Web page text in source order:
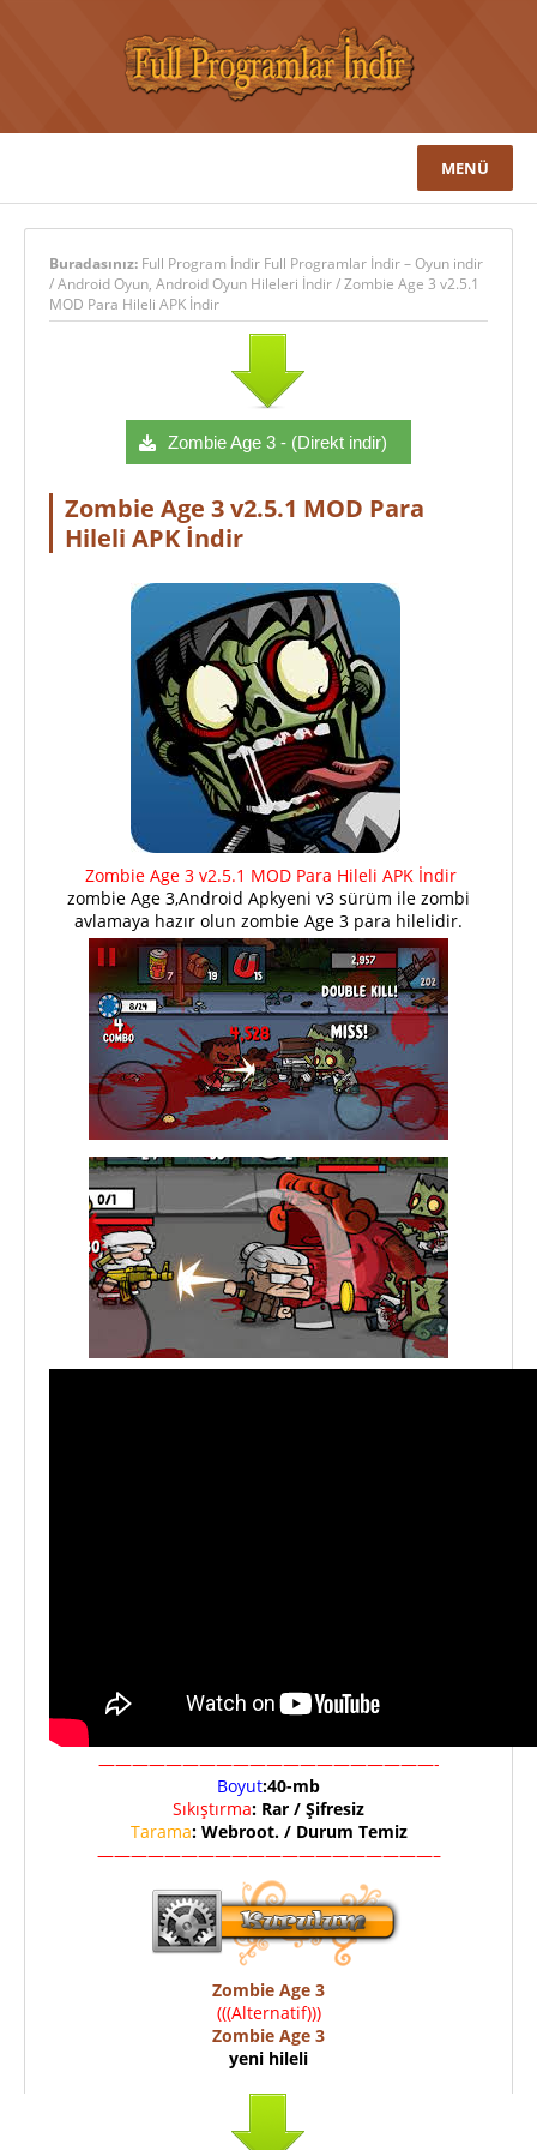
MENÜ
Buradasınız: Full Program İndir Full Programlar İndir – Oyun indir
/Android Oyun, Android Oyun Hileleri İndir/Zombie Age 3 v2.5.1
MOD Para Hileli APK İndir
Zombie Age 3 - (Direkt indir)
Zombie Age 3 v2.5.1 MOD Para
Hileli APK İndir
Zombie Age 3 v2.5.1 MOD Para Hileli APK İndir
zombie Age 3,Android Apkyeni v3 sürüm ile zombi
avlamaya hazır olun zombie Age 3 para hilelidir.
————————————————————-
Boyut:40-mb
Sıkıştırma: Rar / Şifresiz
Tarama: Webroot. / Durum Temiz
————————————————————–
Zombie Age 3
(((Alternatif)))
Zombie Age 3
yeni hileli